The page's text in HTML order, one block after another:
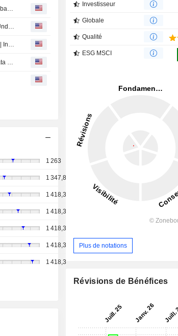
India's ICICI Bank, Axis Bank tap dollar debt again in less than two months, bankers say
Axis Bank Limited Gift City Branch Prices USD 300,000,000 Senior Notes Under Global Medium Term Note Programme
Loan Takeover & SARFAESI Arbitration: Bombay High Court On Section 11 | IndiaLaw LLP Podcast (Video)
State Bank of India, HSBC and ICICI lead India's overseas deposit drive, data shows
1 263
1 347,8
1 418,3
1 418,3
1 418,3
1 418,3
1 418,3
Investisseur
Globale
Qualité
ESG MSCI
Plus de notations
Révisions de Bénéfices